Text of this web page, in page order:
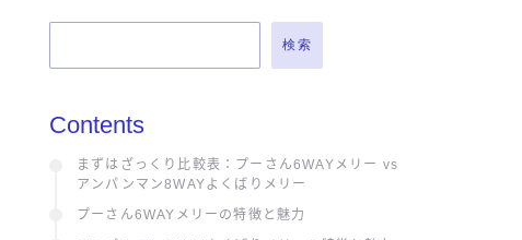
検索
Contents
まずはざっくり比較表：プーさん6WAYメリー vs
アンパンマン8WAYよくばりメリー
プーさん6WAYメリーの特徴と魅力